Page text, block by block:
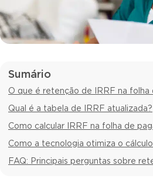
Sumário
O que é retenção de IRRF na folha
Qual é a tabela de IRRF atualizada?
Como calcular IRRF na folha de
Como a tecnologia otimiza o
FAQ: Principais perguntas sobre